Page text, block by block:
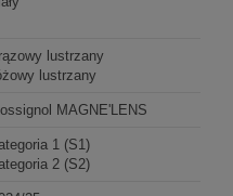
lustrzany
lustrzany
MAGNE'LENS
1 (S1)
2 (S2)